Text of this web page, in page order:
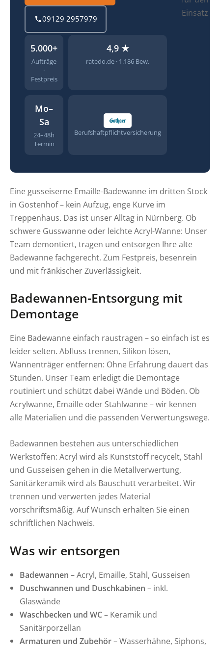
09129 2957979
5.000+
Aufträge
·
Festpreis
4,9 ★
ratedo.de · 1.186 Bew.
Mo–
Sa
24–48h
Termin
Berufshaftpflichtversicherung
Eine gusseiserne Emaille-Badewanne im dritten Stock
in Gostenhof – kein Aufzug, enge Kurve im
Treppenhaus. Das ist unser Alltag in Nürnberg. Ob
schwere Gusswanne oder leichte Acryl-Wanne: Unser
Team demontiert, tragen und entsorgen Ihre alte
Badewanne fachgerecht. Zum Festpreis, besenrein
und mit fränkischer Zuverlässigkeit.
Badewannen-Entsorgung mit
Demontage
Eine Badewanne einfach raustragen – so einfach ist es
leider selten. Abfluss trennen, Silikon lösen,
Wannenträger entfernen: Ohne Erfahrung dauert das
Stunden. Unser Team erledigt die Demontage
routiniert und schützt dabei Wände und Böden. Ob
Acrylwanne, Emaille oder Stahlwanne – wir kennen
alle Materialien und die passenden Verwertungswege.
Badewannen bestehen aus unterschiedlichen
Werkstoffen: Acryl wird als Kunststoff recycelt, Stahl
und Gusseisen gehen in die Metallverwertung,
Sanitärkeramik wird als Bauschutt verarbeitet. Wir
trennen und verwerten jedes Material
vorschriftsmäßig. Auf Wunsch erhalten Sie einen
schriftlichen Nachweis.
Was wir entsorgen
Badewannen – Acryl, Emaille, Stahl, Gusseisen
Duschwannen und Duschkabinen – inkl.
Glaswände
Waschbecken und WC– Keramik und
Sanitärporzellan
Armaturen und Zubehör– Wasserhähne, Siphons,